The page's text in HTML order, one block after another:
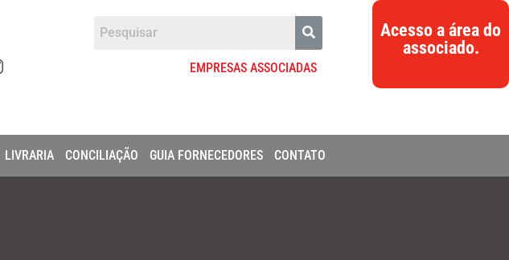
EMPRESAS ASSOCIADAS
Acesso a área do
associado.
LIVRARIA CONCILIAÇÃO GUIA FORNECEDORES CONTATO